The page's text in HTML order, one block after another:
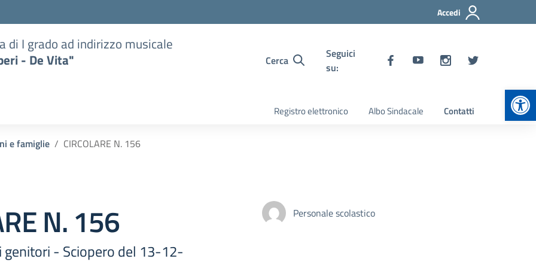
Accedi
di I grado ad indirizzo musicale
- De Vita"
Cerca
Seguici
su:
Registro elettronico Albo Sindacale Contatti
e famiglie CIRCOLARE N. 156
N. 156
- Sciopero del 13-12-
Personale scolastico